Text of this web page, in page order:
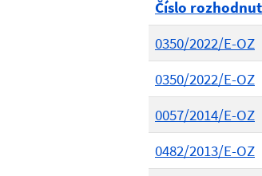
Číslo
0350/2022/E-OZ
0350/2022/E-OZ
0057/2014/E-OZ
0482/2013/E-OZ